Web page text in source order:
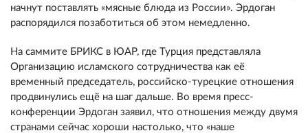
начнут поставлять «мясные блюда из России». Эрдоган
распорядился позаботиться об этом немедленно.
На саммите БРИКС в ЮАР, где Турция представляла
Организацию исламского сотрудничества как её
временный председатель, российско-турецкие отношения
продвинулись ещё на шаг дальше. Во время пресс-
конференции Эрдоган заявил, что отношения между двумя
странами сейчас хороши настолько, что «наше